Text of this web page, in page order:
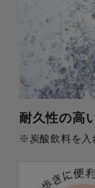
耐久性の高
※炭酸飲料を入